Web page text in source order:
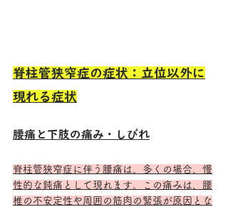
脊柱管狭窄症の症状：立位以外に
現れる症状
腰痛と下肢の痛み・しびれ
脊柱管狭窄症に伴う腰痛は、多くの場合、慢
性的な鈍痛として現れます。この痛みは、腰
椎の不安定性や周囲の筋肉の緊張が原因とな